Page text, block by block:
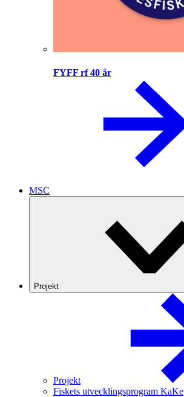
FYFF rf 40 år
MSC
Projekt
Projekt
Fiskets utvecklingsprogram KaKe